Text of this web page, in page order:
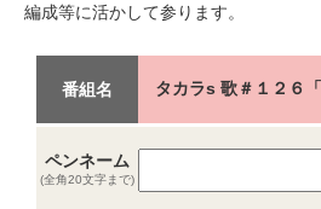
編成等に活かして参ります。
番組名 タカラs 歌＃１２６
ペンネーム
(全角20文字まで)